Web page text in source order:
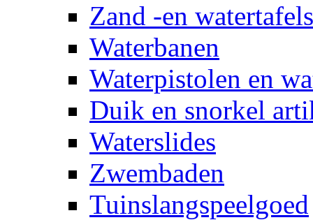
Zand -en watertafels
Waterbanen
Waterpistolen en
Duik en snorkel
Waterslides
Zwembaden
Tuinslangspeelgoed